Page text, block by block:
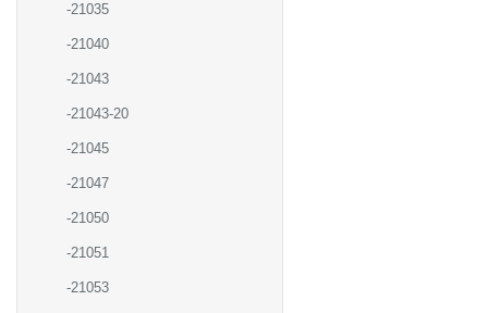
-21035
-21040
-21043
-21043-20
-21045
-21047
-21050
-21051
-21053